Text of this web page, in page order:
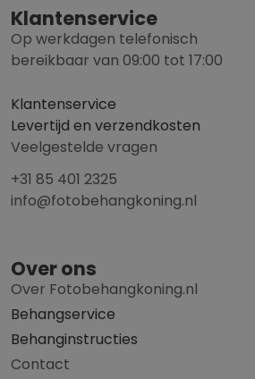
Klantenservice
Op werkdagen telefonisch
bereikbaar van 09:00 tot 17:00
Klantenservice
Levertijd en verzendkosten
Veelgestelde vragen
+31 85 401 2325
info@fotobehangkoning.nl
Over ons
Over Fotobehangkoning.nl
Behangservice
Behanginstructies
Contact